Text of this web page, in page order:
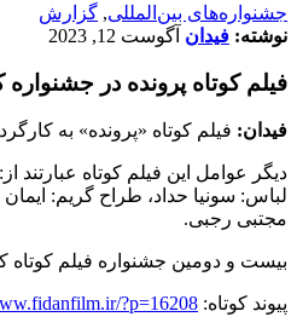
‌‌جشنواره‌های بین‌المللی, گزارش
نوشته: فیدان آگوست 12, 2023
فیلم کوتاه پرونده در جشنواره
فیدان: فیلم کوتاه «پرونده» به
دیگر عوامل این فیلم کوتاه
لباس: سونیا حداد، طراح گریم:
مجتبی رجبی.
بیست و دومین جشنواره فیلم کوتاه کنکورتو ایتالیا از تاریخ 19 تا 26 آگوست
پیوند کوتاه: ?p=16208